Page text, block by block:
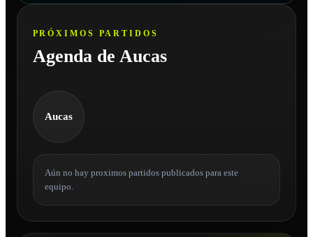
PRÓXIMOS PARTIDOS
Agenda de Aucas
Aucas
Aún no hay proximos partidos publicados para este
equipo.